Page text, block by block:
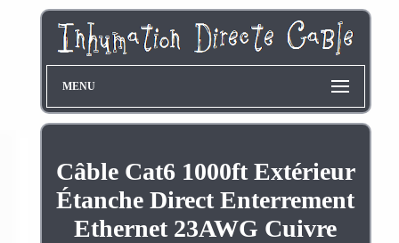
MENU
Câble Cat6 1000ft Extérieur
Étanche Direct Enterrement
Ethernet 23AWG Cuivre